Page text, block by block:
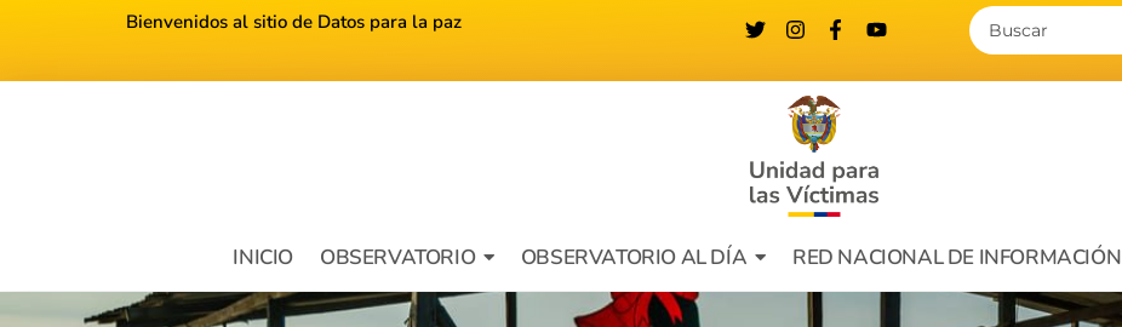
Bienvenidos al sitio de Datos para la paz
INICIO OBSERVATORIO OBSERVATORIO AL DÍA RED NACIONAL DE INFORMACIÓN